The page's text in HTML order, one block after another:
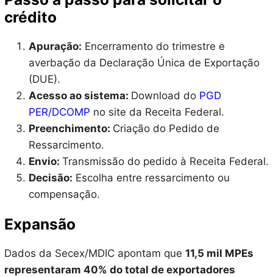
crédito
Apuração: Encerramento do trimestre e
averbação da Declaração Única de Exportação
(DUE).
Acesso ao sistema: Download do PGD
PER/DCOMP no site da Receita Federal.
Preenchimento: Criação do Pedido de
Ressarcimento.
Envio: Transmissão do pedido à Receita Federal.
Decisão: Escolha entre ressarcimento ou
compensação.
Expansão
Dados da Secex/MDIC apontam que 11,5 mil MPEs
representaram 40% do total de exportadores